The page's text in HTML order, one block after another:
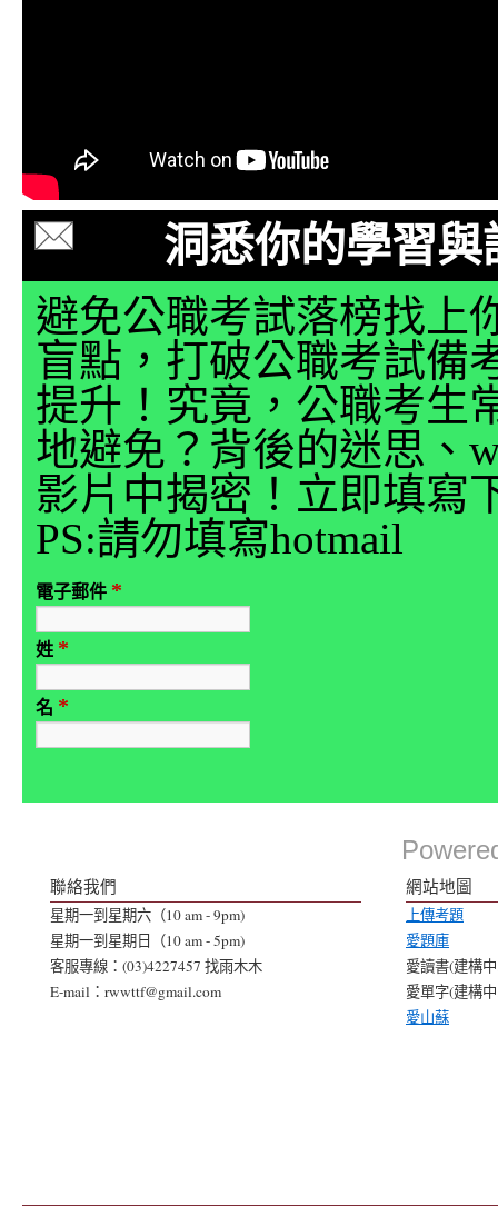
洞悉你的學習
避免公職考試落榜找上
盲點，打破公職考試備
提升！究竟，公職考生
地避免？背後的迷思、
影片中揭密！立即填寫
PS:請勿填寫hotmail
電子郵件 *
姓 *
名 *
聯絡我們
星期一到星期六（10 am - 9pm)
星期一到星期日（10 am - 5pm)
客服專線：(03)4227457 找雨木木
E-mail：rwwttf@gmail.com
網站地圖
上傳考題
愛題庫
愛讀書(建構
愛單字(建構
愛山蘇